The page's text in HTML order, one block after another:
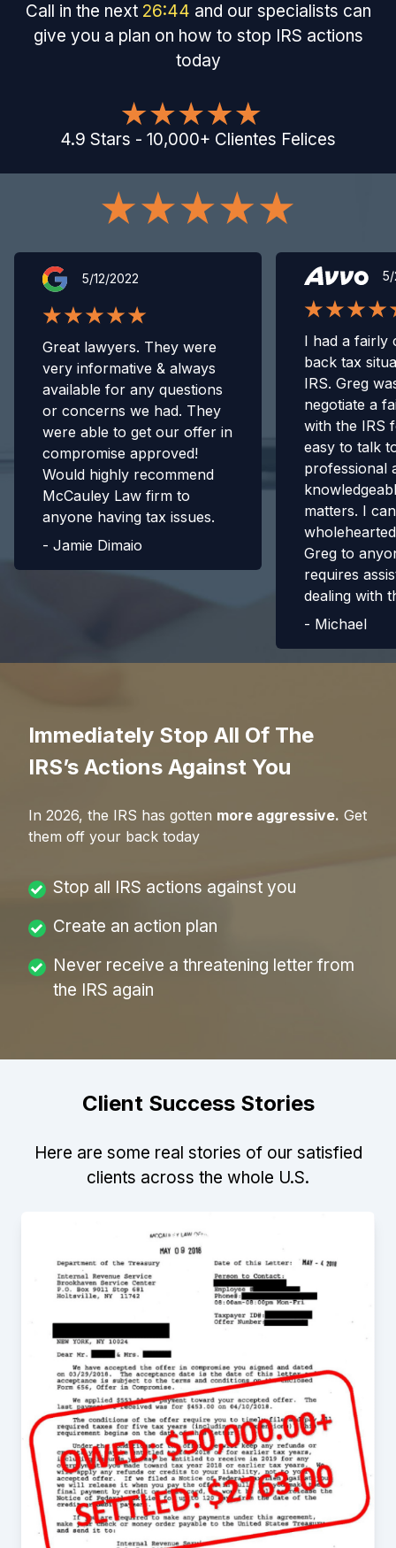
Call in the next 26:43 and our specialists can
give you a plan on how to stop IRS actions
today
4.9 Stars - 10,000+ Clientes Felices
5/12/2022
Great lawyers. They were
very informative & always
available for any questions
or concerns we had. They
were able to get our offer in
compromise approved!
Would highly recommend
McCauley Law firm to
anyone having tax issues.
- Jamie Dimaio
5/
I had a fairly
back tax
IRS. Greg
negotiate a
with the IRS
easy to talk
professional
matters. I can
Greg to
requires
dealing with
- Michael
Immediately Stop All Of The
IRS’s Actions Against You
In 2026, the IRS has gotten more aggressive. Get
them off your back today
Stop all IRS actions against you
Create an action plan
Never receive a threatening letter from
the IRS again
Client Success Stories
Here are some real stories of our satisfied
clients across the whole U.S.